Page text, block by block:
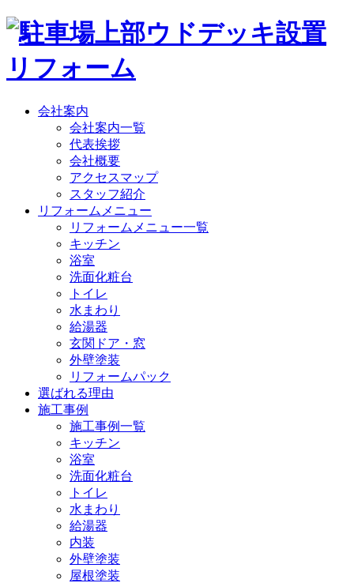
会社案内
会社案内一覧
代表挨拶
会社概要
アクセスマップ
スタッフ紹介
リフォームメニュー
リフォームメニュー一覧
キッチン
浴室
洗面化粧台
トイレ
水まわり
給湯器
玄関ドア・窓
外壁塗装
リフォームパック
選ばれる理由
施工事例
施工事例一覧
キッチン
浴室
洗面化粧台
トイレ
水まわり
給湯器
内装
外壁塗装
屋根塗装